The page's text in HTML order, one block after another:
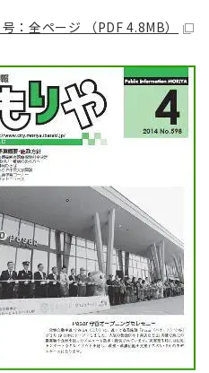
：全ページ （PDF 4.8MB）